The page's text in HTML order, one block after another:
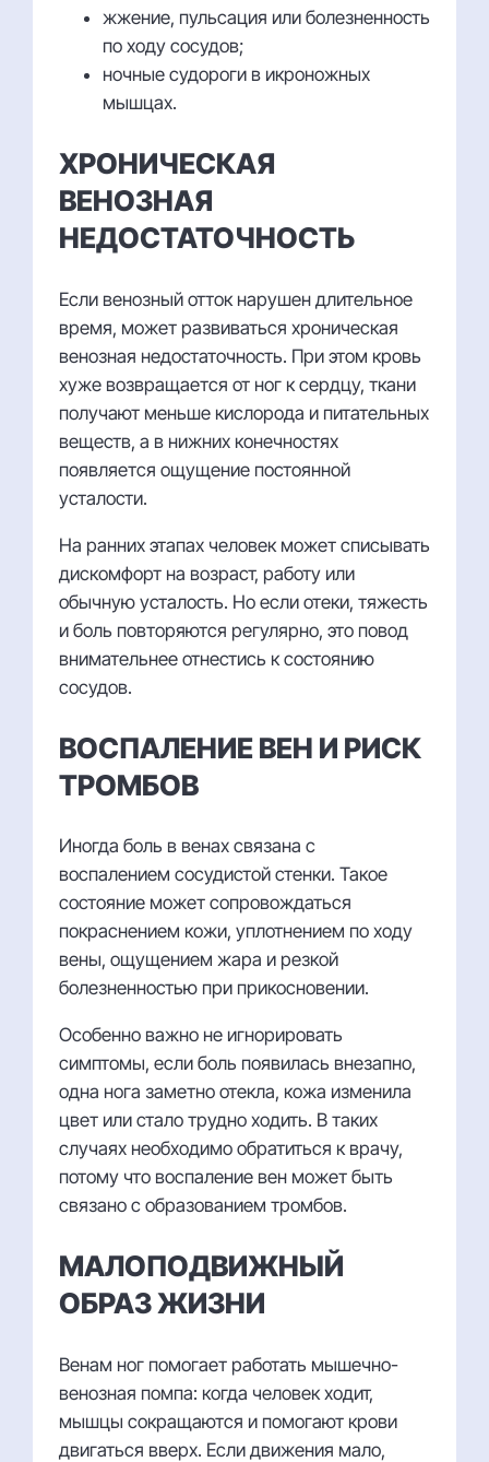
жжение, пульсация или болезненность
по ходу сосудов;
ночные судороги в икроножных
мышцах.
ХРОНИЧЕСКАЯ
ВЕНОЗНАЯ
НЕДОСТАТОЧНОСТЬ
Если венозный отток нарушен длительное
время, может развиваться хроническая
венозная недостаточность. При этом кровь
хуже возвращается от ног к сердцу, ткани
получают меньше кислорода и питательных
веществ, а в нижних конечностях
появляется ощущение постоянной
усталости.
На ранних этапах человек может списывать
дискомфорт на возраст, работу или
обычную усталость. Но если отеки, тяжесть
и боль повторяются регулярно, это повод
внимательнее отнестись к состоянию
сосудов.
ВОСПАЛЕНИЕ ВЕН И РИСК
ТРОМБОВ
Иногда боль в венах связана с
воспалением сосудистой стенки. Такое
состояние может сопровождаться
покраснением кожи, уплотнением по ходу
вены, ощущением жара и резкой
болезненностью при прикосновении.
Особенно важно не игнорировать
симптомы, если боль появилась внезапно,
одна нога заметно отекла, кожа изменила
цвет или стало трудно ходить. В таких
случаях необходимо обратиться к врачу,
потому что воспаление вен может быть
связано с образованием тромбов.
МАЛОПОДВИЖНЫЙ
ОБРАЗ ЖИЗНИ
Венам ног помогает работать мышечно-
венозная помпа: когда человек ходит,
мышцы сокращаются и помогают крови
двигаться вверх. Если движения мало,